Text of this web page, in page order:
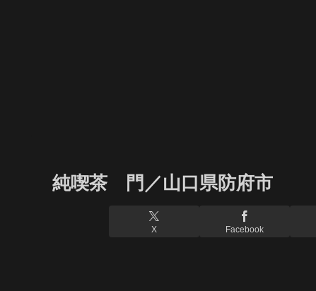
純喫茶 門／山口県防府市
X Facebook